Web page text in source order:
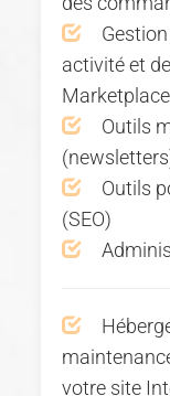
activité et
Marketplace
Outils
Outils
(SEO)
votre site